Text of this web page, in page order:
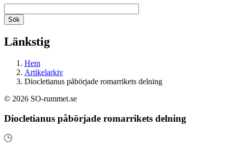
Länkstig
Hem
Artikelarkiv
Diocletianus påbörjade romarrikets delning
© 2026 SO-rummet.se
Diocletianus påbörjade romarrikets delning